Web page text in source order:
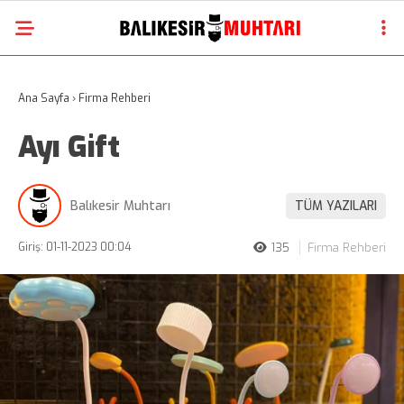
Ana Sayfa › Firma Rehberi
Ayı Gift
Balıkesir Muhtarı TÜM YAZILARI
Giriş: 01-11-2023 00:04 135 Firma Rehberi